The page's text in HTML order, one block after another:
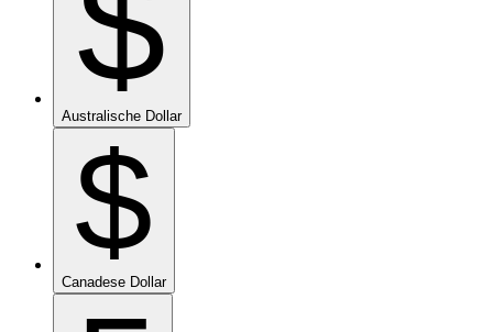
Australische Dollar
$
Canadese Dollar